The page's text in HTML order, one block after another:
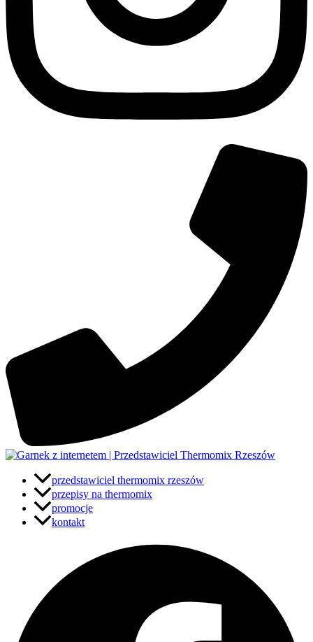
przedstawiciel thermomix rzeszów
przepisy na thermomix
promocje
kontakt